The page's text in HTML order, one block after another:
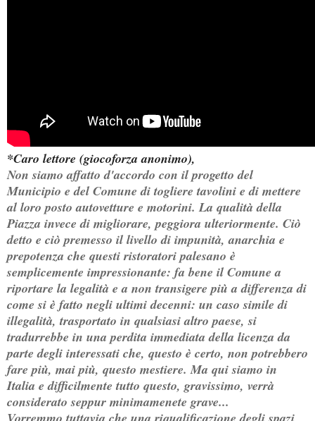
*Caro lettore (giocoforza anonimo),
Non siamo affatto d'accordo con il progetto del
Municipio e del Comune di togliere tavolini e di mettere
al loro posto autovetture e motorini. La qualità della
Piazza invece di migliorare, peggiora ulteriormente. Ciò
detto e ciò premesso il livello di impunità, anarchia e
prepotenza che questi ristoratori palesano è
semplicemente impressionante: fa bene il Comune a
riportare la legalità e a non transigere più a differenza di
come si è fatto negli ultimi decenni: un caso simile di
illegalità, trasportato in qualsiasi altro paese, si
tradurrebbe in una perdita immediata della licenza da
parte degli interessati che, questo è certo, non potrebbero
fare più, mai più, questo mestiere. Ma qui siamo in
Italia e difficilmente tutto questo, gravissimo, verrà
considerato seppur minimamenete grave...